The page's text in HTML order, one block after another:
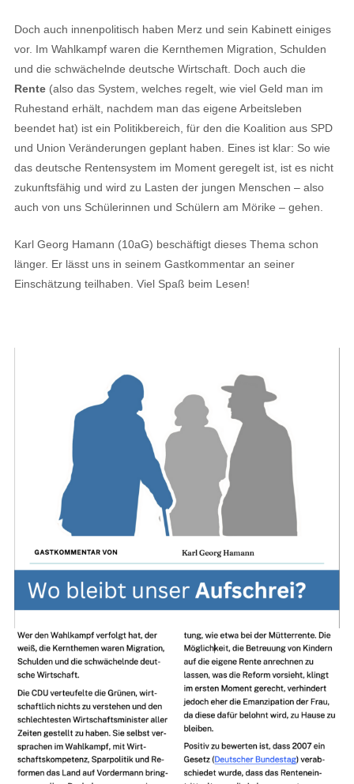
Doch auch innenpolitisch haben Merz und sein Kabinett einiges
vor. Im Wahlkampf waren die Kernthemen Migration, Schulden
und die schwächelnde deutsche Wirtschaft. Doch auch die
Rente(also das System, welches regelt, wie viel Geld man im
Ruhestand erhält, nachdem man das eigene Arbeitsleben
beendet hat) ist ein Politikbereich, für den die Koalition aus SPD
und Union Veränderungen geplant haben. Eines ist klar: So wie
das deutsche Rentensystem im Moment geregelt ist, ist es nicht
zukunftsfähig und wird zu Lasten der jungen Menschen – also
auch von uns Schülerinnen und Schülern am Mörike – gehen.
Karl Georg Hamann (10aG) beschäftigt dieses Thema schon
länger. Er lässt uns in seinem Gastkommentar an seiner
Einschätzung teilhaben. Viel Spaß beim Lesen!